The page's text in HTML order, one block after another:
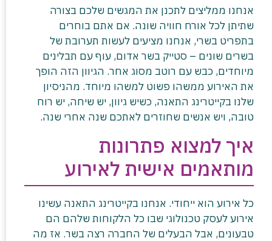
אנחנו ממליצים לתכנן את המגשים שלכם בצורה
שתיתן לכל אורח חוויה שונה. אם אתם בוחרים
בתפריט בשרי, אנחנו מציעים לעשות תערובת של
בשרים שונים – סטייק בשר אדום, עוף עם תבלינים
מיוחדים, כבש עם רוטב מסוג אחר. הגיוון הזה הופך
את האירוע ממשהו פשוט למשהו מיוחד. מהניסיון
שלנו בקייטרינג התאנה, כשיש גיוון, יש שיחה, יש רוח
טובה, ויש אנשים שחוזרים לאתכם שנה אחרי שנה.
איך למצוא פתרונות
מותאמים אישית לאירוע
כל אירוע הוא ייחודי. אנחנו בקייטרינג התאנה עשינו
אירוע לעסק טכנולוגי שבו כל הלקוחות שלהם הם
טבעונים, אבל הבעלים של החברה רצה בשר. אז מה